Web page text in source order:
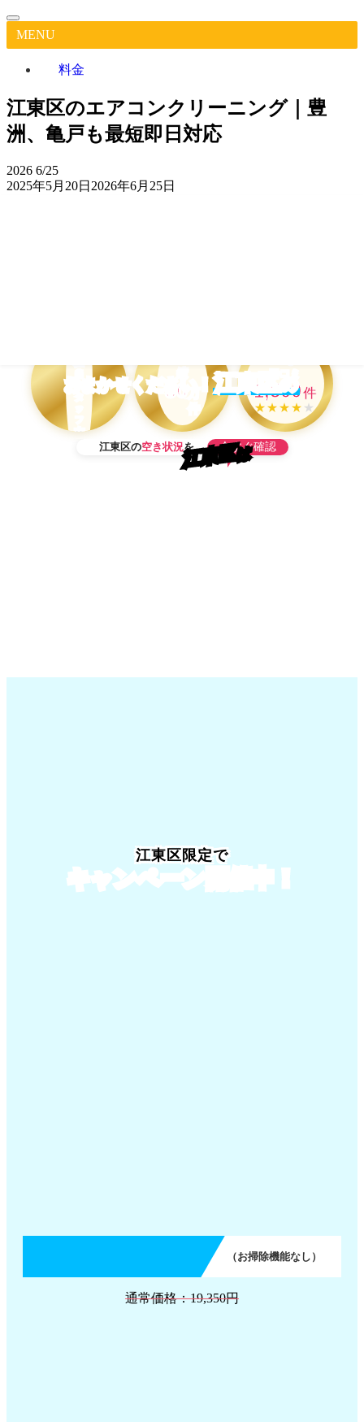
MENU
料金
江東区のエアコンクリーニング｜豊
洲、亀戸も最短即日対応
2026 6/25
2025年5月20日 2026年6月25日
在
50 1,500件
★★★★ ★
江東区の空き状況を 今すぐ確認
おまかせください！江東区 の
江東区は
当日予約
江東区限定でキャンペーン開催中！
江東区限定で
キャンペーン開催中！
（お掃除機能なし）
通常価格：19,350円